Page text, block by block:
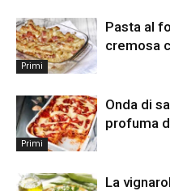
Primi
Pasta al
cremosa
Primi
Onda di
profuma
La